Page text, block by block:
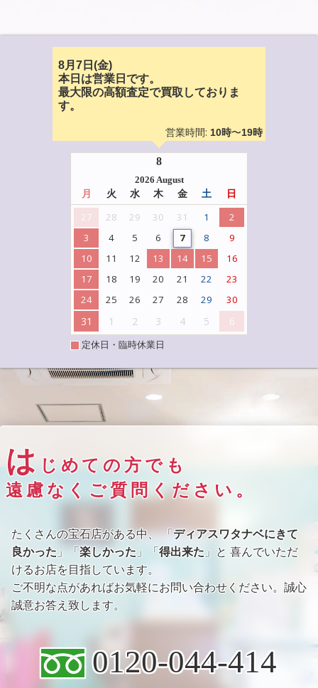
8月7日(金)
本日は営業日です。
最大限の高額査定で買取しておりま
す。
営業時間: 10時〜19時
8
2026 August
月
火 水 木 金 土 日
27 28 29 30 31 1
2
3
4 5 6 7 8
9
10
11 12 13 14 15
16
17
18 19 20 21 22
23
24
25 26 27 28 29 30
31 1 2 3 4 5 6
定休日・臨時休業日
はじめての方でも
遠慮なくご質問ください。
たくさんの宝石店がある中、 「ディアスワタナベにきて
良かった」「楽しかった 」「得出来た 」と 喜んでいただ
けるお店を目指しています。
ご不明な点があればお気軽にお問い合わせください。誠心
誠意お答え致します。
0120-044-414